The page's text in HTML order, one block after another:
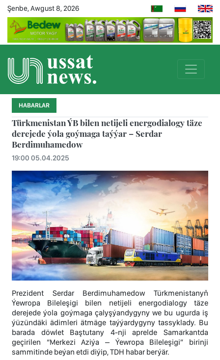
Şenbe, Awgust 8, 2026
HABARLAR
Türkmenistan ÝB bilen netijeli energodialogy täze
derejede ýola goýmaga taýýar – Serdar
Berdimuhamedow
19:00 05.04.2025
Prezident Serdar Berdimuhamedow Türkmenistanyň
Ýewropa Bileleşigi bilen netijeli energodialogy täze
derejede ýola goýmaga çalyşýandygyny we bu ugurda iş
ýüzündäki ädimleri ätmäge taýýardygyny tassyklady. Bu
barada döwlet Baştutany 4-nji aprelde Samarkantda
geçirilen “Merkezi Aziýa – Ýewropa Bileleşigi” birinji
sammitinde beýan etdi diýip, TDH habar berýär.